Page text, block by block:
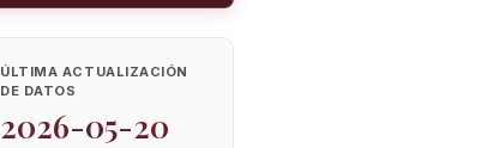
ÚLTIMA ACTUALIZACIÓN
DE DATOS
2026-05-20